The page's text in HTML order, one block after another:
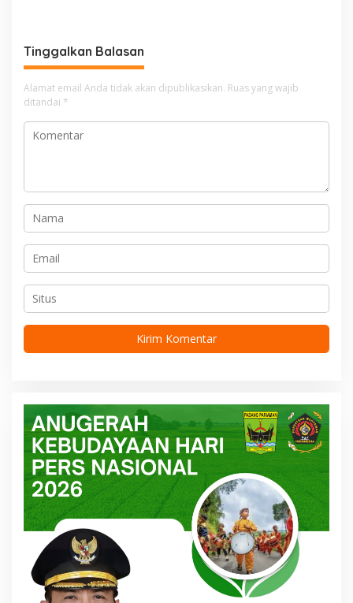
s
i
p
o
s
Tinggalkan Balasan
Alamat email Anda tidak akan dipublikasikan. Ruas yang wajib
ditandai *